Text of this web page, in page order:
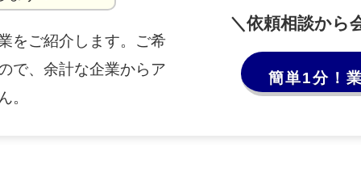
をご紹介します。ご希
で、余計な企業からア
。
＼依頼相談から
簡単1分！